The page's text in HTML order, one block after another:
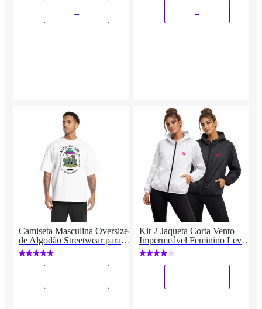
Camiseta Masculina Oversized
de Algodão Streetwear para
Academia e Esportes, Gola
Redonda
Kit 2 Jaqueta Corta Vento
Impermeável Feminino Leve e
Confortável Estilo Casual Siri